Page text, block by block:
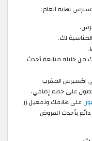
نهاية العام:
لك.
من خلاله متابعة أحدث
اكسبرس المغرب
على خصم إضافي.
على هاتفك وتفعيل زر
بأحدث العروض